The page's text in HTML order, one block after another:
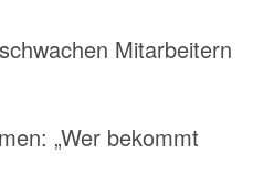
Mitarbeitern
„Wer bekommt